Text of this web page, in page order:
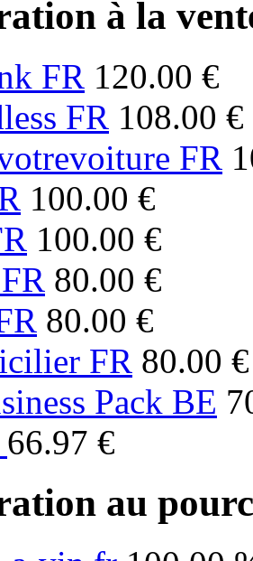
à la
FR 120.00 €
FR 108.00 €
FR
100.00 €
100.00 €
80.00 €
80.00 €
FR 80.00 €
Pack BE
66.97 €
au